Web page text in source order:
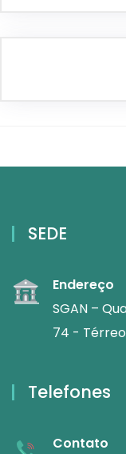
SEDE
Endereço
SGAN –
74 -
Telefones
Contato